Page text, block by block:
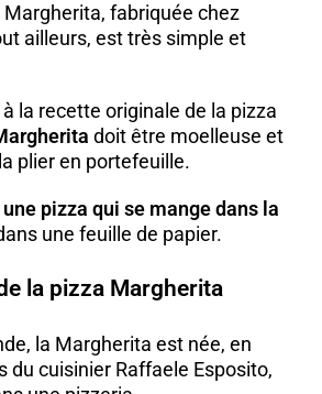
fabriquée chez
ailleurs, est très simple et
la recette originale de la pizza
doit être moelleuse et
plier en portefeuille.
une pizza qui se mange dans la
une feuille de papier.
la pizza Margherita
la Margherita est née, en
du cuisinier Raffaele Esposito,